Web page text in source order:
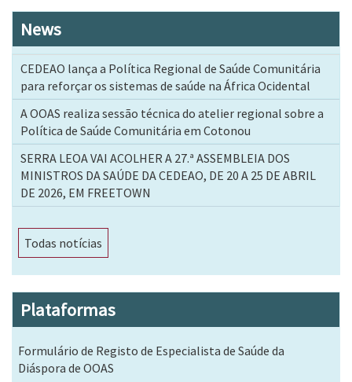
News
CEDEAO lança a Política Regional de Saúde Comunitária
para reforçar os sistemas de saúde na África Ocidental
A OOAS realiza sessão técnica do atelier regional sobre a
Política de Saúde Comunitária em Cotonou
SERRA LEOA VAI ACOLHER A 27.ª ASSEMBLEIA DOS
MINISTROS DA SAÚDE DA CEDEAO, DE 20 A 25 DE ABRIL
DE 2026, EM FREETOWN
Todas notícias
Plataformas
Formulário de Registo de Especialista de Saúde da
Diáspora de OOAS